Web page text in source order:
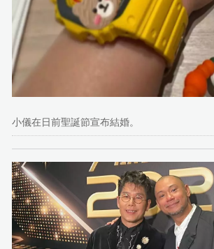
小儀在日前聖誕節宣布結婚。